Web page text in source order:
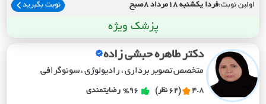
اولین نوبت:فردا یکشنبه 18مرداد 8صبح نوبت بگیرید
پزشک ویژه
دکتر طاهره حبشی زاده
متخصص تصویر برداری ، رادیولوژی ، سونوگرافی
4.8 (62 نظر) %96 رضایتمندی